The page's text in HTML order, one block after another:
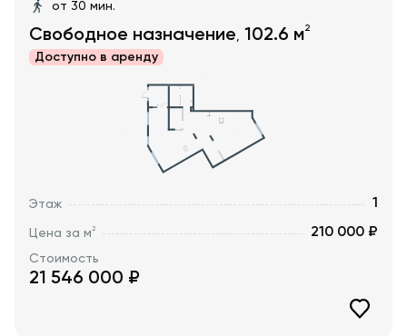
от 30 мин.
Свободное назначение 102.6 м2
Доступно в аренду
Этаж 1
Цена за м2 210 000 ₽
Стоимость
21 546 000 ₽